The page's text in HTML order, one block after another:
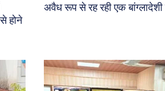
होने
अवैध रूप से रह रही एक बांग्लादेशी